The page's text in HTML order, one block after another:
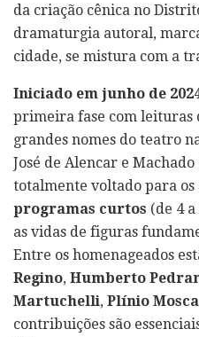
da criação cênica no
dramaturgia autoral,
cidade, se mistura com a
Iniciado em junho de
primeira fase com leituras
grandes nomes do teatro
José de Alencar e Machado
totalmente voltado para os
programas curtos (de 4
as vidas de figuras
Entre os homenageados
Regino, Humberto
Martuchelli, Plínio Mosca
contribuições são